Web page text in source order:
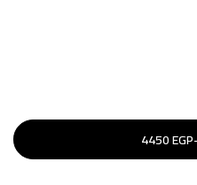
-
4450EGP